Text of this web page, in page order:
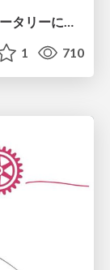
1 710